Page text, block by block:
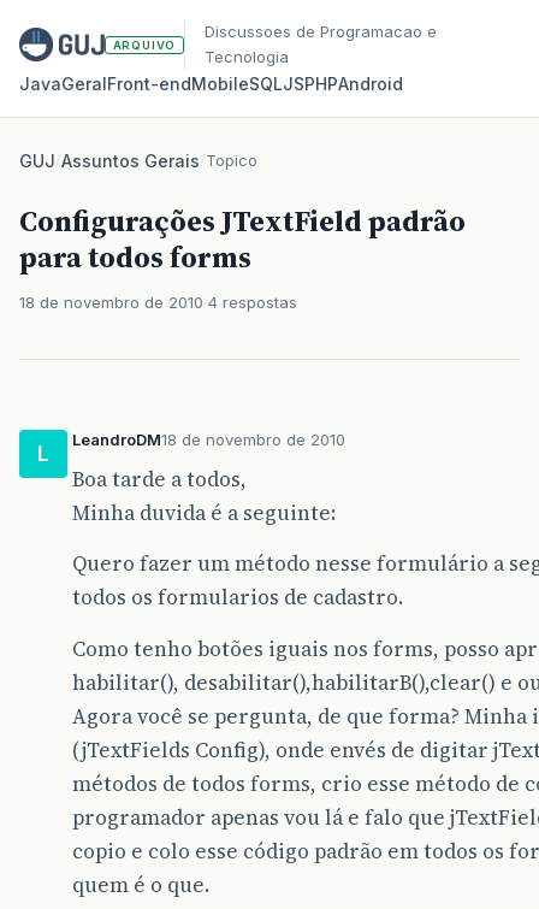
ARQUIVO
Discussoes de Programacao e
Tecnologia
JavaGeralFront‑endMobileSQLJSPHPAndroid
GUJ/Assuntos Gerais/Topico
Configurações JTextField padrão
para todos forms
18 de novembro de 2010 4 respostas
L
LeandroDM18 de novembro de 2010
Boa tarde a todos,
Minha duvida é a seguinte:
Quero fazer um método nesse formulário a
todos os formularios de cadastro.
Como tenho botões iguais nos forms, posso
habilitar(), desabilitar(),habilitarB(),clear() e
Agora você se pergunta, de que forma? Minha
(jTextFields Config), onde envés de digitar
métodos de todos forms, crio esse método de
programador apenas vou lá e falo que
copio e colo esse código padrão em todos os
quem é o que.